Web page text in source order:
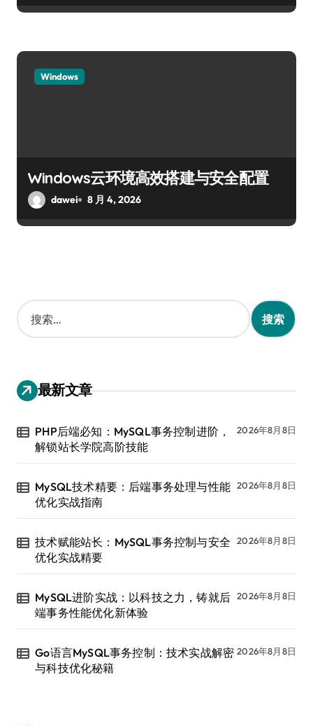
Windows
Windows云环境高效搭建与安全配置
dawei 8 月 4, 2026
搜
索
：
最新文章
PHP后端必知：MySQL事务控制进阶，
解锁站长学院高阶技能
2026年8月8日
MySQL技术精要：后端事务处理与性能
优化实战指南
2026年8月8日
技术赋能站长：MySQL事务控制与安全
优化实战精要
2026年8月8日
MySQL进阶实战：以科技之力，铸就后
端事务性能优化新体验
2026年8月8日
Go语言MySQL事务控制：技术实战解密
与科技优化秘籍
2026年8月8日